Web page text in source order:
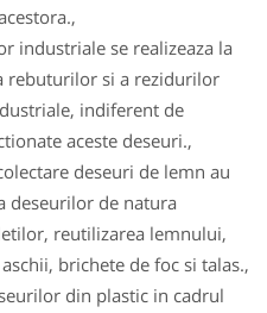
industriale se realizeaza la
rebuturilor si a rezidurilor
indiferent de
aceste deseuri.,
deseuri de lemn au
deseurilor de natura
reutilizarea lemnului,
brichete de foc si talas.,
din plastic in cadrul